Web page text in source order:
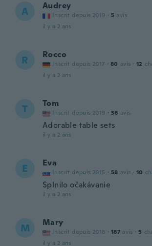
A Audrey
Inscrit depuis 2019 · 5 avis
il y a 2 ans
R Rocco
Inscrit depuis 2017 · 80 avis · 12
il y a 2 ans
T Tom
Inscrit depuis 2019 · 36 avis
Adorable table sets
il y a 2 ans
E Eva
Inscrit depuis 2015 · 58 avis · 10
Splnilo očakávanie
il y a 2 ans
M Mary
Inscrit depuis 2018 · 187 avis · 5
il y a 2 ans